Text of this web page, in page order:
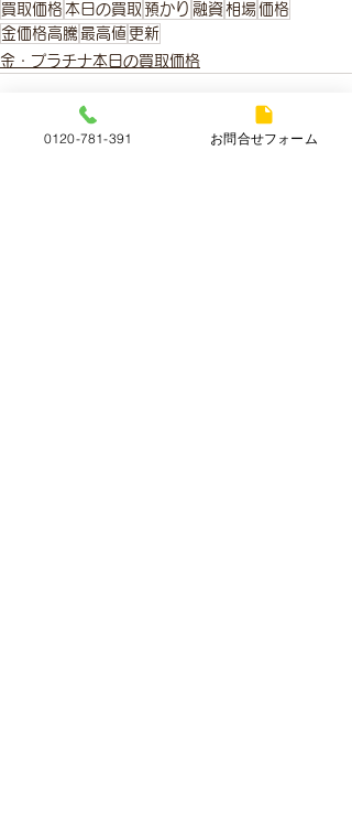
買取価格 本日の買取 預かり 融資相場 価格
金価格高騰 最高値 更新
金・プラチナ本日の買取価格
0120-781-391 お問合せフォーム